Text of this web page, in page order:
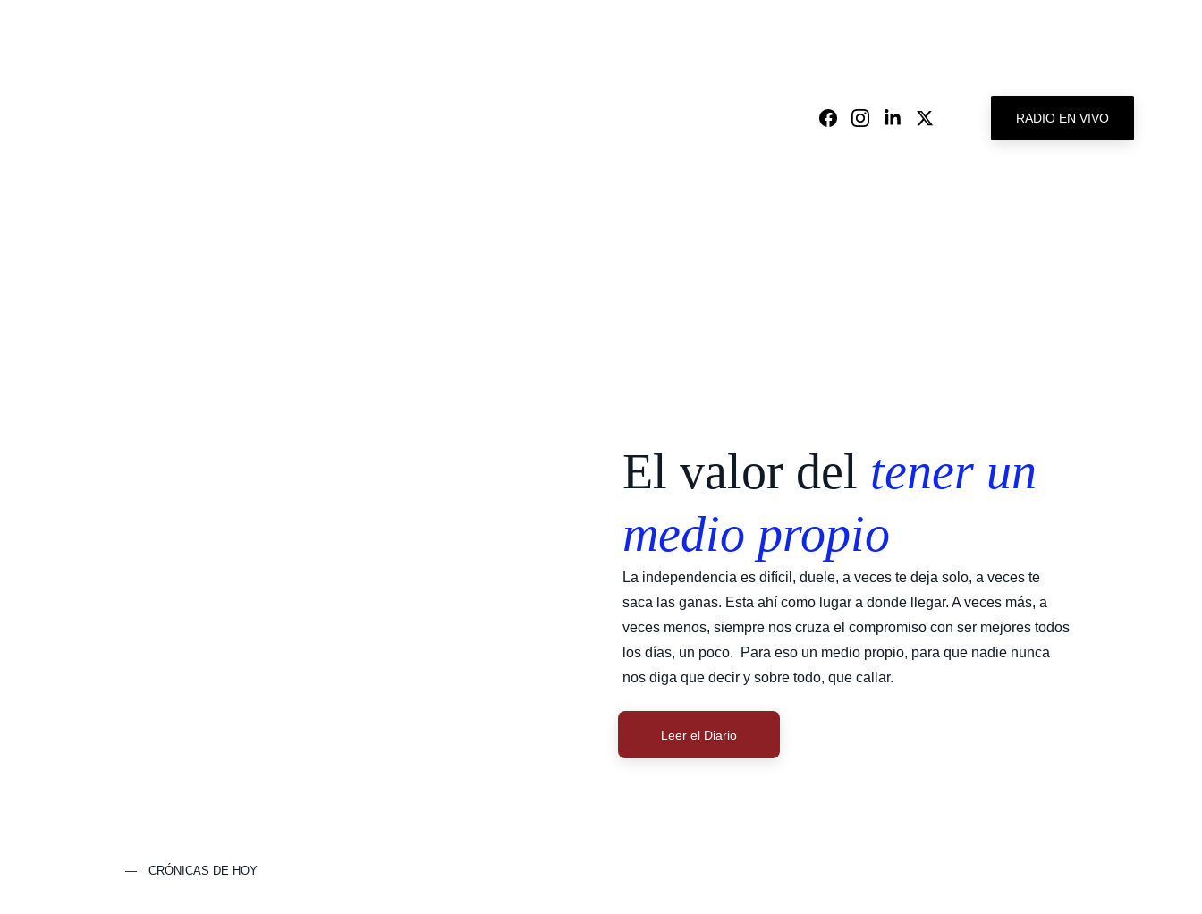
RADIO EN VIVO
Leer el Diario
El valor del tener un
medio propio
La independencia es difícil, duele, a veces te deja solo, a veces te
saca las ganas. Esta ahí como lugar a donde llegar. A veces más, a
veces menos, siempre nos cruza el compromiso con ser mejores todos
los días, un poco.  Para eso un medio propio, para que nadie nunca
nos diga que decir y sobre todo, que callar.
— CRÓNICAS DE HOY